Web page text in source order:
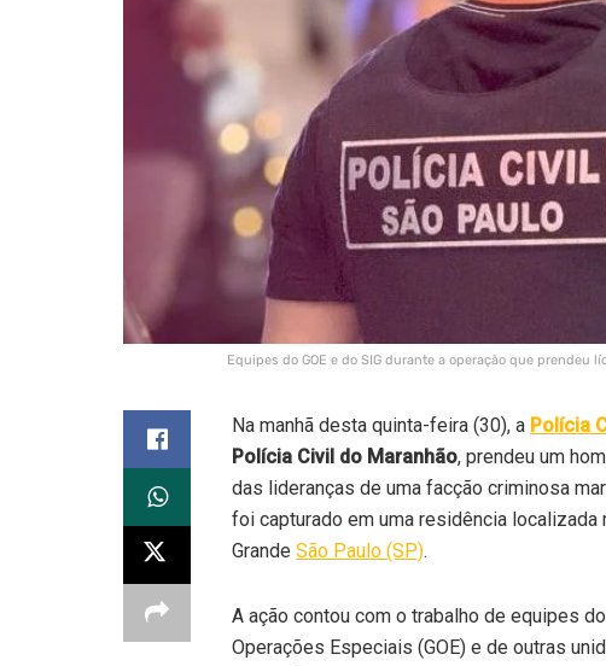
Equipes do GOE e do SIG durante a operação que prendeu
Na manhã desta quinta-feira (30), a Polícia
Polícia Civil do Maranhão, prendeu um
das lideranças de uma facção criminosa
foi capturado em uma residência localizada
Grande São Paulo (SP).
A ação contou com o trabalho de equipes
Operações Especiais (GOE) e de outras